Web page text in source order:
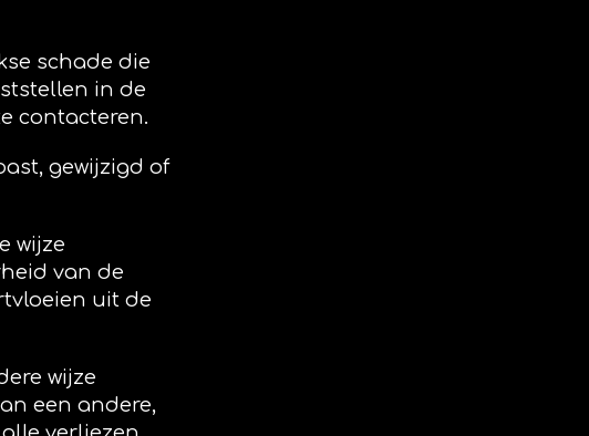
schade die
in de
contacteren.
gewijzigd of
wijze
van de
uit de
wijze
een andere,